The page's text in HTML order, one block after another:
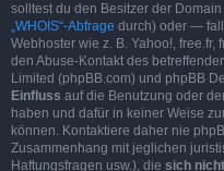
solltest du den Besitzer der
„WHOIS“-Abfrage durch) oder —
Webhoster wie z. B. Yahoo!,
den Abuse-Kontakt des
Limited (phpBB.com) und phpBB
Einfluss auf die Benutzung oder
haben und dafür in keiner Weise
können. Kontaktiere daher nie
Zusammenhang mit jeglichen
Haftungsfragen usw.), die sich